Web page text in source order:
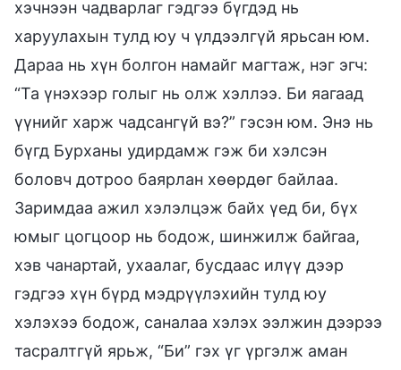
хэчнээн чадварлаг гэдгээ бүгдэд нь
харуулахын тулд юу ч үлдээлгүй ярьсан юм.
Дараа нь хүн болгон намайг магтаж, нэг эгч:
“Та үнэхээр голыг нь олж хэллээ. Би яагаад
үүнийг харж чадсангүй вэ?” гэсэн юм. Энэ нь
бүгд Бурханы удирдамж гэж би хэлсэн
боловч дотроо баярлан хөөрдөг байлаа.
Заримдаа ажил хэлэлцэж байх үед би, бүх
юмыг цогцоор нь бодож, шинжилж байгаа,
хэв чанартай, ухаалаг, бусдаас илүү дээр
гэдгээ хүн бүрд мэдрүүлэхийн тулд юу
хэлэхээ бодож, саналаа хэлэх ээлжин дээрээ
тасралтгүй ярьж, “Би” гэх үг үргэлж аман